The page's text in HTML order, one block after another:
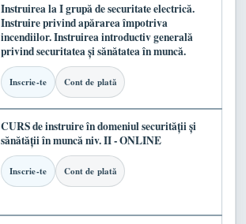
Instruirea la I grupă de securitate electrică.
Instruire privind apărarea împotriva
incendiilor. Instruirea introductiv generală
privind securitatea și sănătatea în muncă.
Inscrie-te Cont de plată
CURS de instruire în domeniul securității și
sănătății în muncă niv. II - ONLINE
Inscrie-te Cont de plată